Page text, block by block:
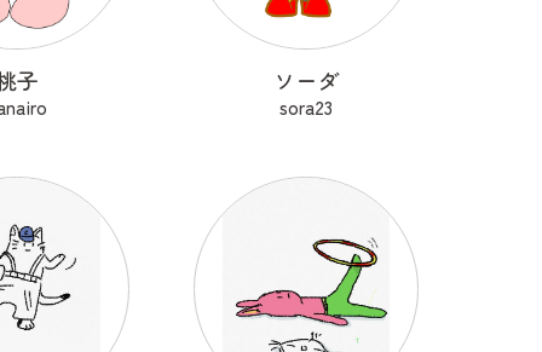
子 ソーダ
sora23